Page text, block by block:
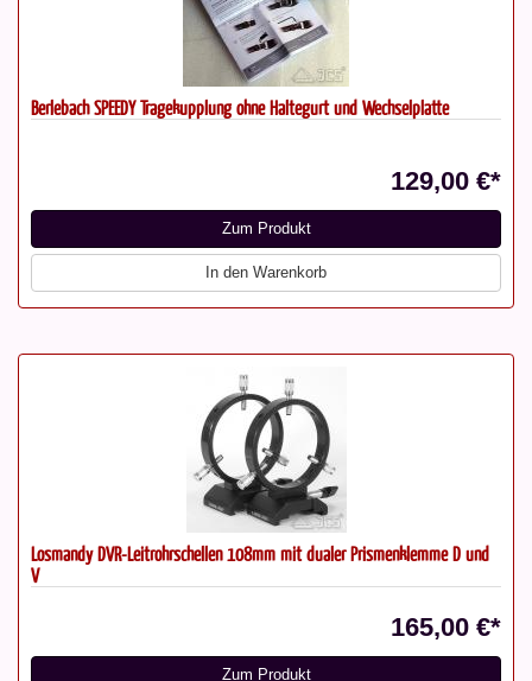
Berlebach SPEEDY Tragekupplung ohne Haltegurt und Wechselplatte
129,00 €*
Zum Produkt
In den Warenkorb
Losmandy DVR-Leitrohrschellen 108mm mit dualer Prismenklemme D und
V
165,00 €*
Zum Produkt